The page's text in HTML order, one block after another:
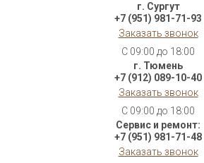
г. Сургут
+7 (951) 981-71-93
Заказать звонок
C 09:00 до 18:00
г. Тюмень
+7 (912) 089-10-40
Заказать звонок
C 09:00 до 18:00
Сервис и ремонт:
+7 (951) 981-71-48
Заказать звонок